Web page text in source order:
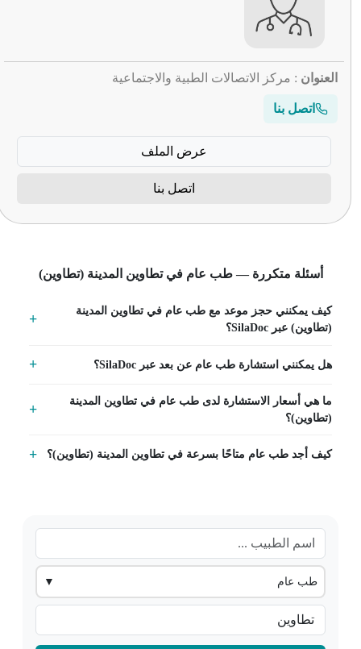
طب عام
العنوان : مركز الاتصالات الطبية والاجتماعية
اتصل بنا
عرض الملف
اتصل بنا
أسئلة متكررة — طب عام في تطاوين المدينة (تطاوين)
كيف يمكنني حجز موعد مع طب عام في تطاوين المدينة
(تطاوين) عبر SilaDoc؟
هل يمكنني استشارة طب عام عن بعد عبر SilaDoc؟
ما هي أسعار الاستشارة لدى طب عام في تطاوين المدينة
(تطاوين)؟
كيف أجد طب عام متاحًا بسرعة في تطاوين المدينة (تطاوين)؟